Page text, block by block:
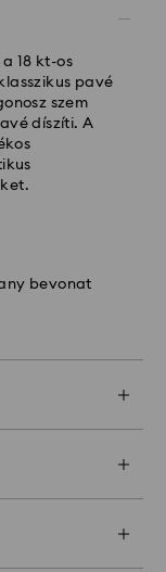
18 kt-os
pavé
szem
díszíti. A
bevonat
39 960
és
és a
APO-
Lab
a csomag
összes